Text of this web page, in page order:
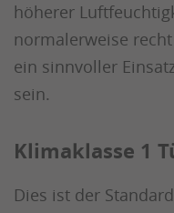
höherer
normalerweise
ein sinnvoller
sein.
Klimaklasse 1
Dies ist der